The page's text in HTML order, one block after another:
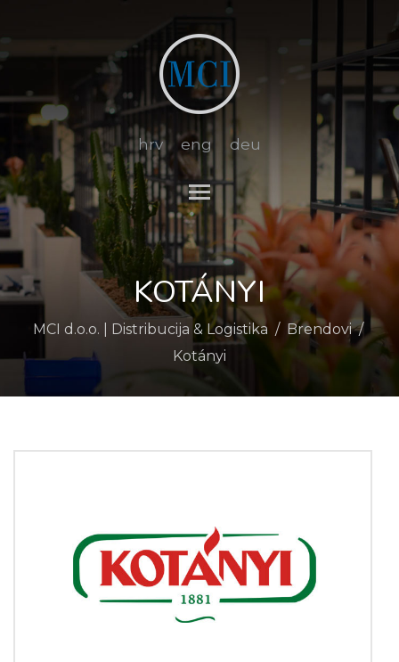
hrv eng deu
Toggle main menu
KOTÁNYI
MCI d.o.o. | Distribucija & Logistika / Brendovi/
Kotányi